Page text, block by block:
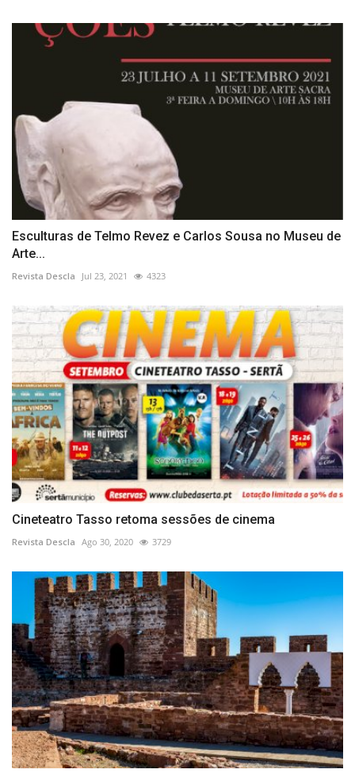
Esculturas de Telmo Revez e Carlos Sousa no Museu de
Arte...
Revista Descla Jul 23, 2021 4323
Cineteatro Tasso retoma sessões de cinema
Revista Descla Ago 30, 2020 3729